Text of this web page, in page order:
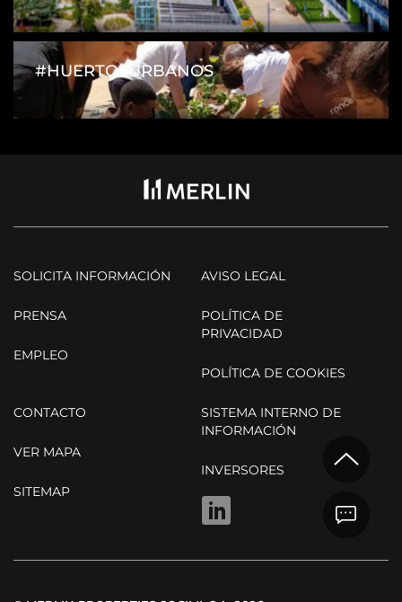
#HUERTOSURBANOS
SOLICITA INFORMACIÓN
PRENSA
EMPLEO
AVISO LEGAL
POLÍTICA DE
PRIVACIDAD
POLÍTICA DE COOKIES
CONTACTO
VER MAPA
SITEMAP
SISTEMA INTERNO DE
INFORMACIÓN
INVERSORES
LINKEDIN